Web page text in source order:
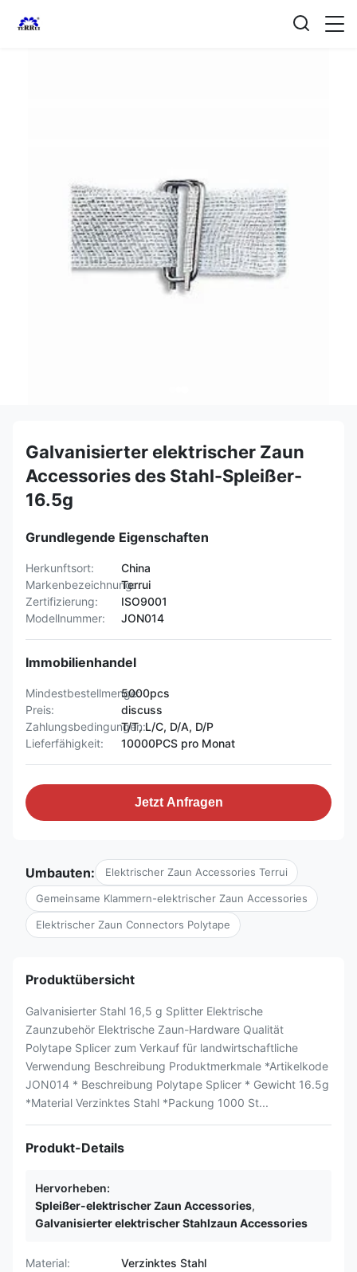
Galvanisierter elektrischer Zaun
Accessories des Stahl-Spleißer-
16.5g
Grundlegende Eigenschaften
Herkunftsort:
China
Markenbezeichnung:Terrui
Zertifizierung:
ISO9001
Modellnummer:
JON014
Immobilienhandel
Mindestbestellmenge:5000pcs
Preis:
discuss
Zahlungsbedingungen:T/T, L/C, D/A, D/P
Lieferfähigkeit:
10000PCS pro Monat
Jetzt Anfragen
Umbauten: Elektrischer Zaun Accessories Terrui
Gemeinsame Klammern-elektrischer Zaun Accessories
Elektrischer Zaun Connectors Polytape
Produktübersicht
Galvanisierter Stahl 16,5 g Splitter Elektrische
Zaunzubehör Elektrische Zaun-Hardware Qualität
Polytape Splicer zum Verkauf für landwirtschaftliche
Verwendung Beschreibung Produktmerkmale *Artikelkode
JON014 * Beschreibung Polytape Splicer * Gewicht 16.5g
*Material Verzinktes Stahl *Packung 1000 St...
Produkt-Details
Hervorheben:
Spleißer-elektrischer Zaun Accessories,
Galvanisierter elektrischer Stahlzaun Accessories
Material:
Verzinktes Stahl